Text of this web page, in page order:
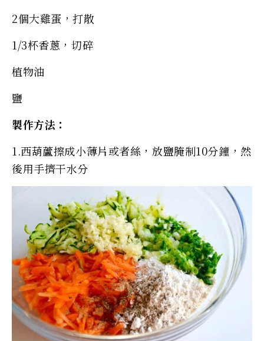
2個大雞蛋，打散
1/3杯香蔥，切碎
植物油
鹽
製作方法：
1.西葫蘆擦成小薄片或者絲，放鹽腌制10分鐘，然
後用手擠干水分